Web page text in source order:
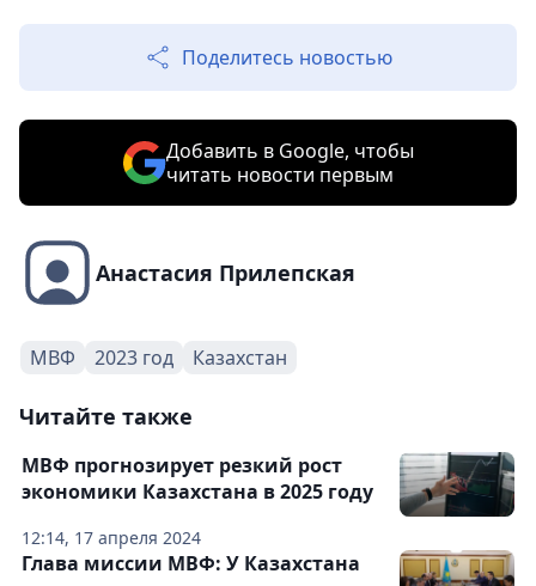
Поделитесь новостью
Добавить в Google, чтобы
читать новости первым
Анастасия Прилепская
МВФ 2023 год Казахстан
Читайте также
12:14, 17 апреля 2024
МВФ прогнозирует резкий рост
экономики Казахстана в 2025 году
Глава миссии МВФ: У Казахстана